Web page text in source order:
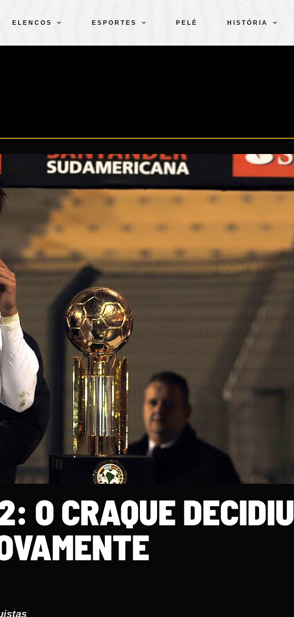
ELENCOS ESPORTES PELÉ HISTÓRIA
CLUBE
O CRAQUE DECIDIU